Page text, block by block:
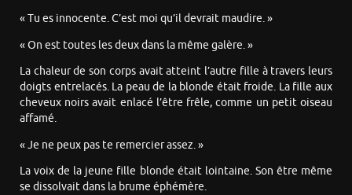
« Tu es innocente. C’est moi qu’il devrait maudire. »
« On est toutes les deux dans la même galère. »
La chaleur de son corps avait atteint l’autre fille à travers leurs
doigts entrelacés. La peau de la blonde était froide. La fille aux
cheveux noirs avait enlacé l’être frêle, comme un petit oiseau
affamé.
« Je ne peux pas te remercier assez. »
La voix de la jeune fille blonde était lointaine. Son être même
se dissolvait dans la brume éphémère.